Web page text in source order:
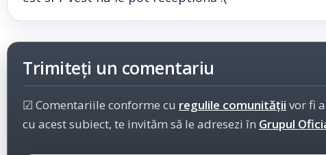
Trimiteți un comentariu
☑ Comentariile conforme cu regulile comunității vor fi
cu acest subiect, te invităm să le adresezi în Grupul